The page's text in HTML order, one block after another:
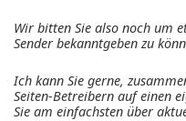
Wir bitten Sie also noch um
Sender bekanntgeben zu
Ich kann Sie gerne,
Seiten-Betreibern auf einen
Sie am einfachsten über